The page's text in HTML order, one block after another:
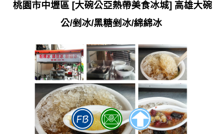
桃園市中壢區 [大碗公亞熱帶美食冰城] 高雄大碗
公/剉冰/黑糖剉冰/綿綿冰